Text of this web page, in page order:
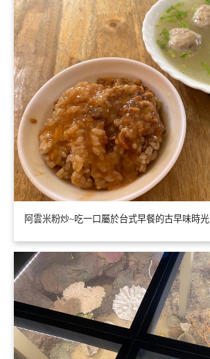
阿雲米粉炒~吃一口屬於台式早餐的古早味時光